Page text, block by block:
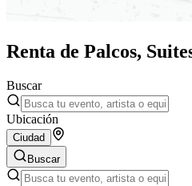
Renta de Palcos,
Buscar
Ubicación
Ciudad
Buscar